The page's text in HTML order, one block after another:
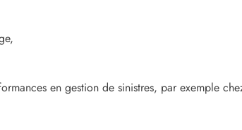
en gestion de sinistres, par exemple